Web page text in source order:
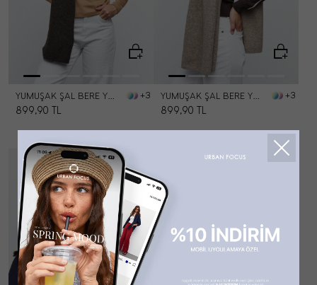
YUMUŞAK ŞAL BERE YÜN SET +3
899,90 TL
YUMUŞAK ŞAL BERE YÜN SET +3
899,90 TL